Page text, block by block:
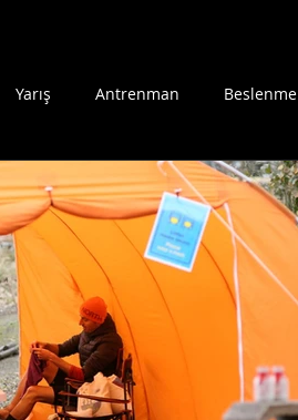
Yarış Antrenman Beslenme